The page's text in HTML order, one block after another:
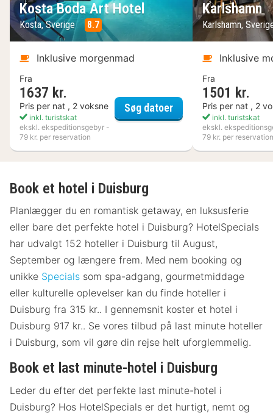
Kosta Boda Art Hotel
Kosta, Sverige 8.7
Inklusive morgenmad
Fra
1637 kr.
Pris per nat , 2 voksne
inkl. turistskat
ekskl. ekspeditionsgebyr -
79 kr. per reservation
Søg datoerKosta Boda Art Hotel
Karlshamn
Karlshamn,
Inklusive
Fra
1501 kr.
Pris per nat , 2
inkl. turistskat
ekskl.
79 kr. per reservation
Book et hotel i Duisburg
Planlægger du en romantisk getaway, en luksusferie
eller bare det perfekte hotel i Duisburg? HotelSpecials
har udvalgt 152 hoteller i Duisburg til August,
September og længere frem. Med nem booking og
unikke Specials som spa-adgang, gourmetmiddage
eller kulturelle oplevelser kan du finde hoteller i
Duisburg fra 315 kr.. I gennemsnit koster et hotel i
Duisburg 917 kr.. Se vores tilbud på last minute hoteller
i Duisburg, som vil gøre din rejse helt uforglemmelig.
Book et last minute-hotel i Duisburg
Leder du efter det perfekte last minute-hotel i
Duisburg? Hos HotelSpecials er det hurtigt, nemt og